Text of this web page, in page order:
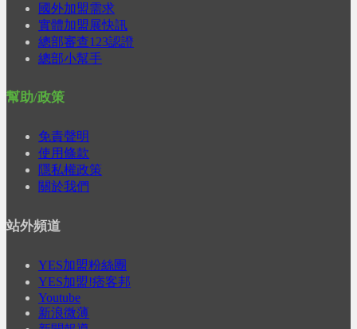
國外加盟需求
實體加盟展快訊
總部審查123認證
總部小幫手
幫助/政策
免責聲明
使用條款
隱私權政策
關於我們
站外頻道
YES加盟粉絲團
YES加盟!痞客邦
Youtube
新浪微薄